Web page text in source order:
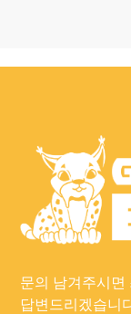
문의 남겨주시면
답변드리겠습니